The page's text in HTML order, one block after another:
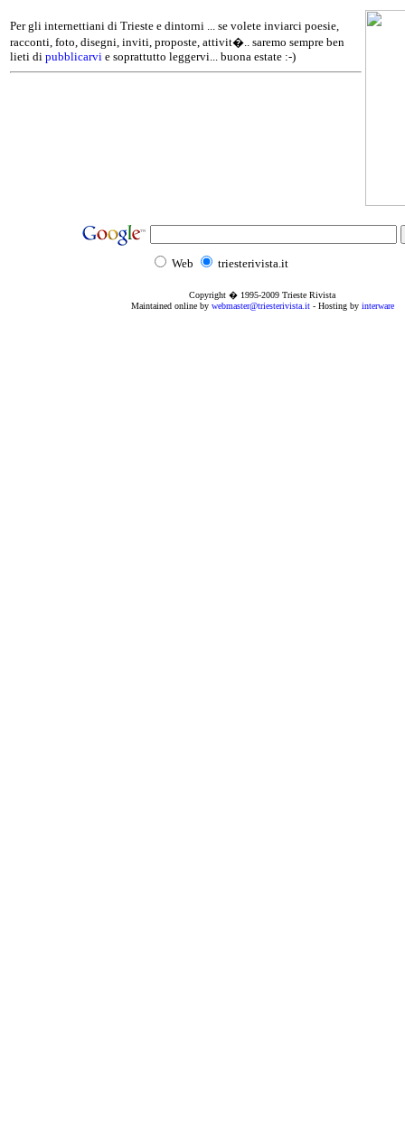
Per gli internettiani di Trieste e dintorni ... se volete inviarci poesie,
racconti, foto, disegni, inviti, proposte, attivit�.. saremo sempre ben
lieti di pubblicarvi e soprattutto leggervi... buona estate :-)
Web triesterivista.it
Copyright � 1995-2009 Trieste Rivista
Maintained online by webmaster@triesterivista.it- Hosting by interware